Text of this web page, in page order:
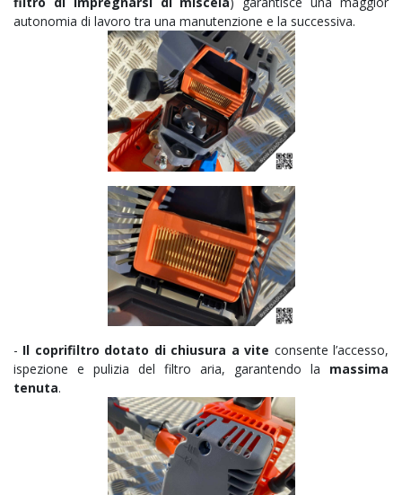
autonomia di lavoro tra una manutenzione e la successiva.
- Il coprifiltro dotato di chiusura a vite consente l’accesso,
ispezione e pulizia del filtro aria, garantendo la massima
tenuta.